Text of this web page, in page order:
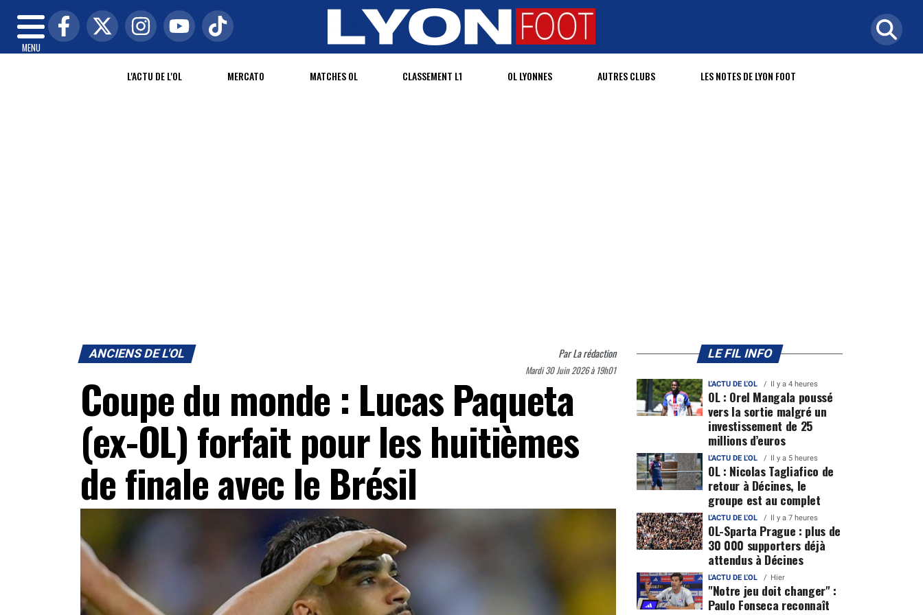
MENU
L'ACTU DE L'OL MERCATO MATCHES OL CLASSEMENT L1 OL LYONNES AUTRES CLUBS LES NOTES DE LYON FOOT
ANCIENS DE L'OL ParLa rédaction
Mardi 30 Juin 2026 à 19h01
Coupe du monde : Lucas Paqueta
(ex-OL) forfait pour les huitièmes
de finale avec le Brésil
LE FIL INFO
L'ACTU DE L'OL Il y a 4 heures
OL : Orel Mangala poussé
vers la sortie malgré un
investissement de 25
millions d’euros
L'ACTU DE L'OL Il y a 5 heures
OL : Nicolas Tagliafico de
retour à Décines, le
groupe est au complet
L'ACTU DE L'OL Il y a 7 heures
OL-Sparta Prague : plus de
30 000 supporters déjà
attendus à Décines
L'ACTU DE L'OL Hier
"Notre jeu doit changer" :
Paulo Fonseca reconnaît